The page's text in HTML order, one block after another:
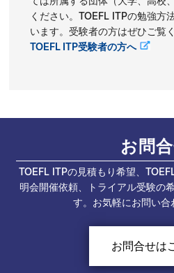
ください。TOEFL ITPの勉強方
います。受験者の方はぜひご覧
TOEFL ITP受験者の方へ
お問
TOEFL ITPの見積もり希望、
明会開催依頼、トライアル受験の
す。お気軽にお問い合
お問合せは